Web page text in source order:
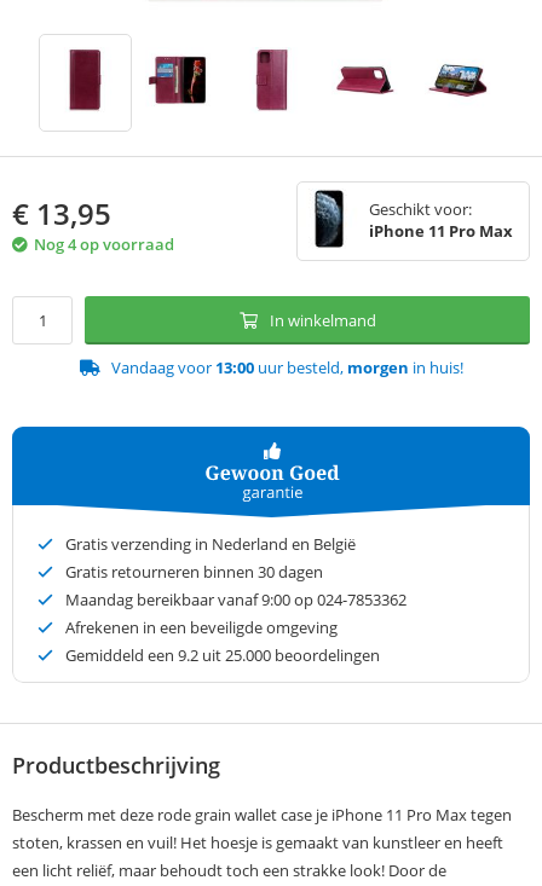
€ 13,95
Nog 4 op voorraad
Geschikt voor:
iPhone 11 Pro Max
In winkelmand
Vandaag voor 13:00uur besteld, morgen in huis!
Gratis verzending in Nederland en België
Gratis retourneren binnen 30 dagen
Maandag bereikbaar vanaf 9:00 op 024-7853362
Afrekenen in een beveiligde omgeving
Gemiddeld een 9.2 uit 25.000 beoordelingen
Productbeschrijving
Bescherm met deze rode grain wallet case je iPhone 11 Pro Max tegen
stoten, krassen en vuil! Het hoesje is gemaakt van kunstleer en heeft
een licht reliëf, maar behoudt toch een strakke look! Door de